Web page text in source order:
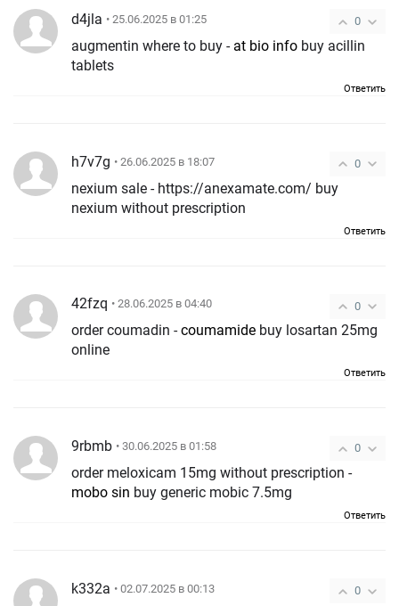
0
d4jla • 25.06.2025 в 01:25
augmentin where to buy - at bio info buy acillin
tablets
Ответить
0
h7v7g • 26.06.2025 в 18:07
nexium sale - https://anexamate.com/ buy
nexium without prescription
Ответить
0
42fzq • 28.06.2025 в 04:40
order coumadin -coumamide
online
Ответить
0
9rbmb • 30.06.2025 в 01:58
order meloxicam 15mg without prescription -
mobo sin buy generic mobic 7.5mg
Ответить
0
k332a • 02.07.2025 в 00:13